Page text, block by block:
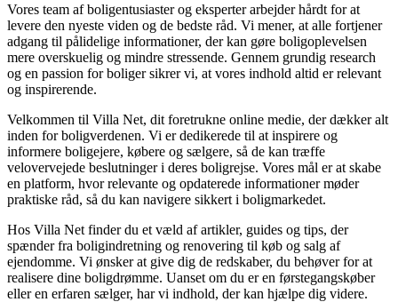
Vores team af boligentusiaster og eksperter arbejder hårdt for at
levere den nyeste viden og de bedste råd. Vi mener, at alle fortjener
adgang til pålidelige informationer, der kan gøre boligoplevelsen
mere overskuelig og mindre stressende. Gennem grundig research
og en passion for boliger sikrer vi, at vores indhold altid er relevant
og inspirerende.
Velkommen til Villa Net, dit foretrukne online medie, der dækker alt
inden for boligverdenen. Vi er dedikerede til at inspirere og
informere boligejere, købere og sælgere, så de kan træffe
velovervejede beslutninger i deres boligrejse. Vores mål er at skabe
en platform, hvor relevante og opdaterede informationer møder
praktiske råd, så du kan navigere sikkert i boligmarkedet.
Hos Villa Net finder du et væld af artikler, guides og tips, der
spænder fra boligindretning og renovering til køb og salg af
ejendomme. Vi ønsker at give dig de redskaber, du behøver for at
realisere dine boligdrømme. Uanset om du er en førstegangskøber
eller en erfaren sælger, har vi indhold, der kan hjælpe dig videre.